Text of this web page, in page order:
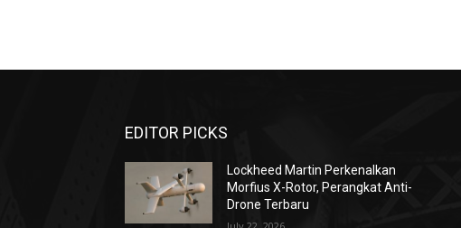
EDITOR PICKS
Lockheed Martin Perkenalkan
Morfius X-Rotor, Perangkat Anti-
Drone Terbaru